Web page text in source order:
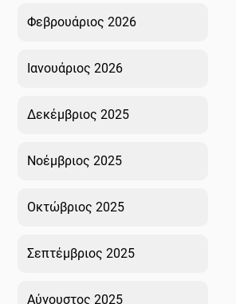
Φεβρουάριος 2026
Ιανουάριος 2026
Δεκέμβριος 2025
Νοέμβριος 2025
Οκτώβριος 2025
Σεπτέμβριος 2025
Αύγουστος 2025